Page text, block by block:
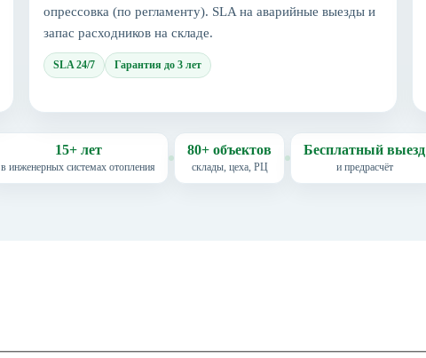
опрессовка (по регламенту). SLA на аварийные выезды и
запас расходников на складе.
SLA 24/7 Гарантия до 3 лет
15+ лет
в инженерных системах отопления
80+ объектов
склады, цеха, РЦ
Бесплатный выезд
и предрасчёт